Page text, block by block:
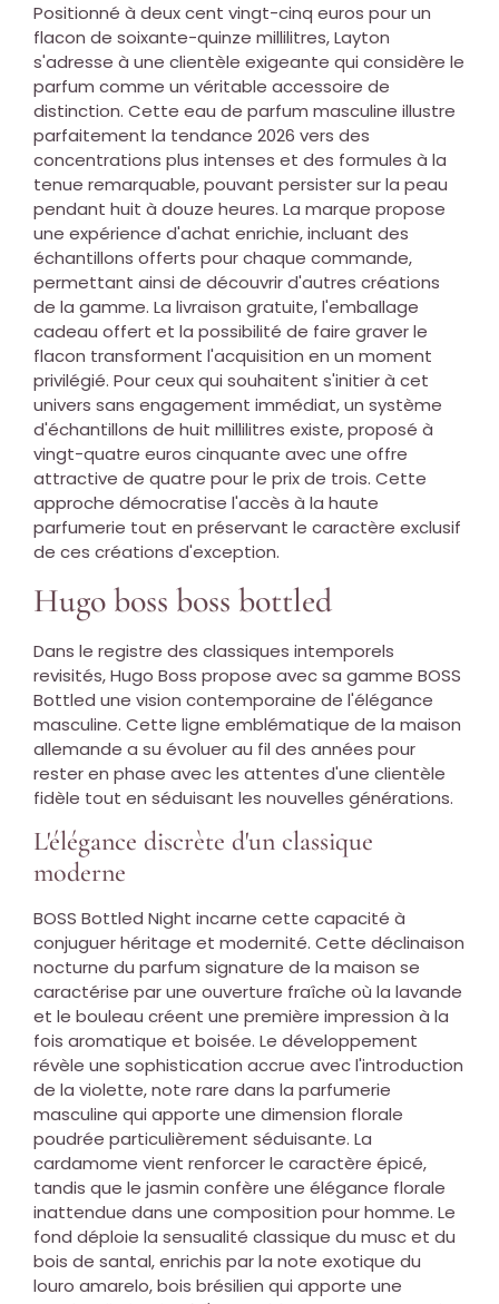
Positionné à deux cent vingt-cinq euros pour un
flacon de soixante-quinze millilitres, Layton
s'adresse à une clientèle exigeante qui considère le
parfum comme un véritable accessoire de
distinction. Cette eau de parfum masculine illustre
parfaitement la tendance 2026 vers des
concentrations plus intenses et des formules à la
tenue remarquable, pouvant persister sur la peau
pendant huit à douze heures. La marque propose
une expérience d'achat enrichie, incluant des
échantillons offerts pour chaque commande,
permettant ainsi de découvrir d'autres créations
de la gamme. La livraison gratuite, l'emballage
cadeau offert et la possibilité de faire graver le
flacon transforment l'acquisition en un moment
privilégié. Pour ceux qui souhaitent s'initier à cet
univers sans engagement immédiat, un système
d'échantillons de huit millilitres existe, proposé à
vingt-quatre euros cinquante avec une offre
attractive de quatre pour le prix de trois. Cette
approche démocratise l'accès à la haute
parfumerie tout en préservant le caractère exclusif
de ces créations d'exception.
Hugo boss boss bottled
Dans le registre des classiques intemporels
revisités, Hugo Boss propose avec sa gamme BOSS
Bottled une vision contemporaine de l'élégance
masculine. Cette ligne emblématique de la maison
allemande a su évoluer au fil des années pour
rester en phase avec les attentes d'une clientèle
fidèle tout en séduisant les nouvelles générations.
L'élégance discrète d'un classique
moderne
BOSS Bottled Night incarne cette capacité à
conjuguer héritage et modernité. Cette déclinaison
nocturne du parfum signature de la maison se
caractérise par une ouverture fraîche où la lavande
et le bouleau créent une première impression à la
fois aromatique et boisée. Le développement
révèle une sophistication accrue avec l'introduction
de la violette, note rare dans la parfumerie
masculine qui apporte une dimension florale
poudrée particulièrement séduisante. La
cardamome vient renforcer le caractère épicé,
tandis que le jasmin confère une élégance florale
inattendue dans une composition pour homme. Le
fond déploie la sensualité classique du musc et du
bois de santal, enrichis par la note exotique du
louro amarelo, bois brésilien qui apporte une